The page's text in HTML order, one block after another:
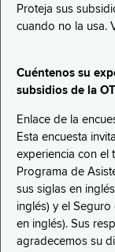
Proteja sus
cuando no la usa.
Cuéntenos su
subsidios de la
Enlace de la
Esta encuesta
experiencia con el
Programa de
sus siglas en
inglés) y el
en inglés). Sus
agradecemos su